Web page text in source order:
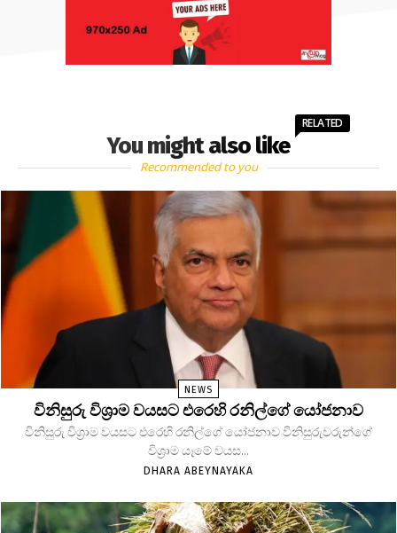
You might also like
RELATED
Recommended to you
NEWS
විනිසුරු විශ්‍රාම වයසට එරෙහි රනිල්ගේ යෝජනාව
විනිසුරු විශ්‍රාම වයසට එරෙහි රනිල්ගේ යෝජනාව විනිසුරුවරුන්ගේ
විශ්‍රාම යෑමේ වයස...
DHARA ABEYNAYAKA